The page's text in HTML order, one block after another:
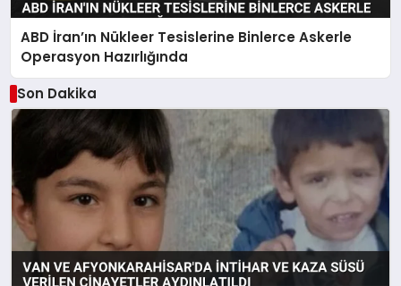
ABD İran’ın Nükleer Tesislerine Binlerce Askerle
Operasyon Hazırlığında
Son Dakika